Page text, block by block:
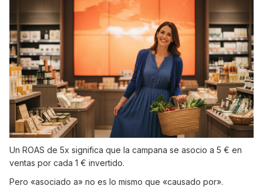
Un ROAS de 5x significa que la campana se asocio a 5 € en
ventas por cada 1 € invertido.
Pero «asociado a» no es lo mismo que «causado por».